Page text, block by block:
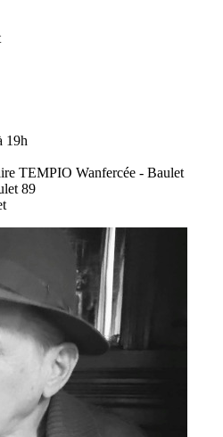
19h
TEMPIO Wanfercée - Baulet
89